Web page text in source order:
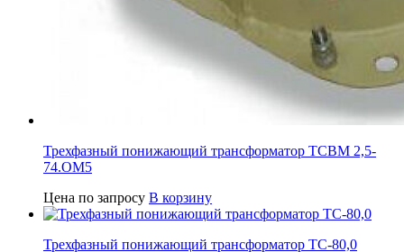
Трехфазный понижающий трансформатор ТСВМ 2,5-
74.ОМ5
Цена по запросу В корзину
Трехфазный понижающий трансформатор ТС-80,0